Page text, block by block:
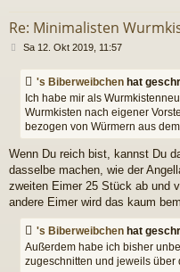
Re: Minimalisten
BSa 12. Okt 2019, 11:57
's Biberweibchen hat
Ich habe mir als
Wurmkisten nach eigener
bezogen von Würmern aus
Wenn Du reich bist, kannst Du
dasselbe machen, wie der
zweiten Eimer 25 Stück ab und
andere Eimer wird das kaum
's Biberweibchen hat
Außerdem habe ich bisher
zugeschnitten und jeweils über